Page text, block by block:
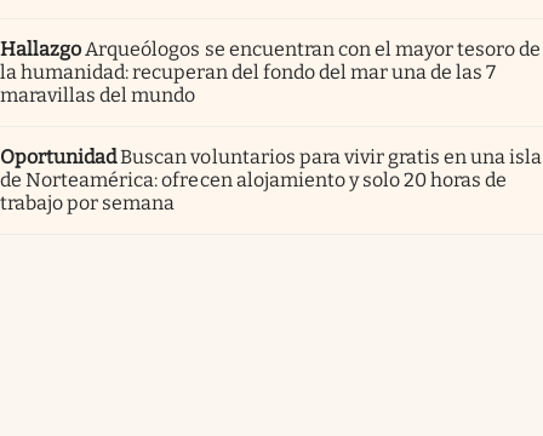
Hallazgo Arqueólogos se encuentran con el mayor tesoro de
la humanidad: recuperan del fondo del mar una de las 7
maravillas del mundo
OportunidadBuscan voluntarios para vivir gratis en una isla
de Norteamérica: ofrecen alojamiento y solo 20 horas de
trabajo por semana